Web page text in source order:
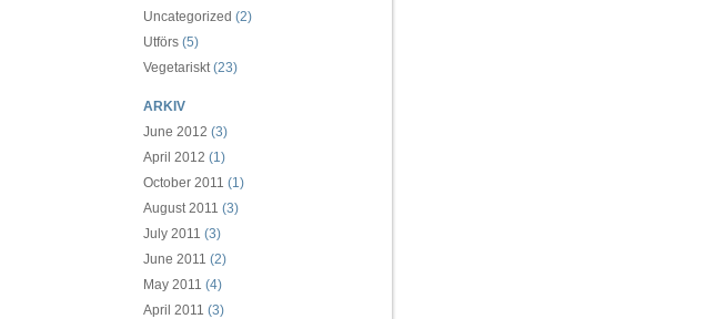
Uncategorized (2)
Utförs (5)
Vegetariskt(23)
ARKIV
June 2012 (3)
April 2012 (1)
October 2011 (1)
August 2011 (3)
July 2011 (3)
June 2011 (2)
May 2011 (4)
April 2011 (3)